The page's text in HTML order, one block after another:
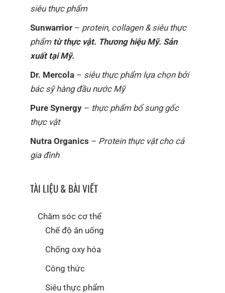
siêu thực phẩm
Sunwarrior – protein, collagen & siêu thực
phẩm từ thực vật. Thương hiệu Mỹ. Sản
xuất tại Mỹ.
Dr. Mercola – siêu thực phẩm lựa chọn bởi
bác sỹ hàng đầu nước Mỹ
Pure Synergy – thực phẩm bổ sung gốc
thực vật
Nutra Organics – Protein thực vật cho cả
gia đình
TÀI LIỆU & BÀI VIẾT
Chăm sóc cơ thể
Chế độ ăn uống
Chống oxy hóa
Công thức
Siêu thực phẩm